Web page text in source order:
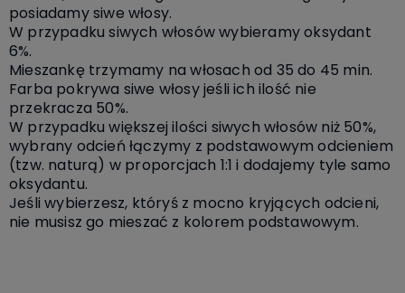
posiadamy siwe włosy.
W przypadku siwych włosów wybieramy oksydant
6%.
Mieszankę trzymamy na włosach od 35 do 45 min.
Farba pokrywa siwe włosy jeśli ich ilość nie
przekracza 50%.
W przypadku większej ilości siwych włosów niż 50%,
wybrany odcień łączymy z podstawowym odcieniem
(tzw. naturą) w proporcjach 1:1 i dodajemy tyle samo
oksydantu.
Jeśli wybierzesz, któryś z mocno kryjących odcieni,
nie musisz go mieszać z kolorem podstawowym.